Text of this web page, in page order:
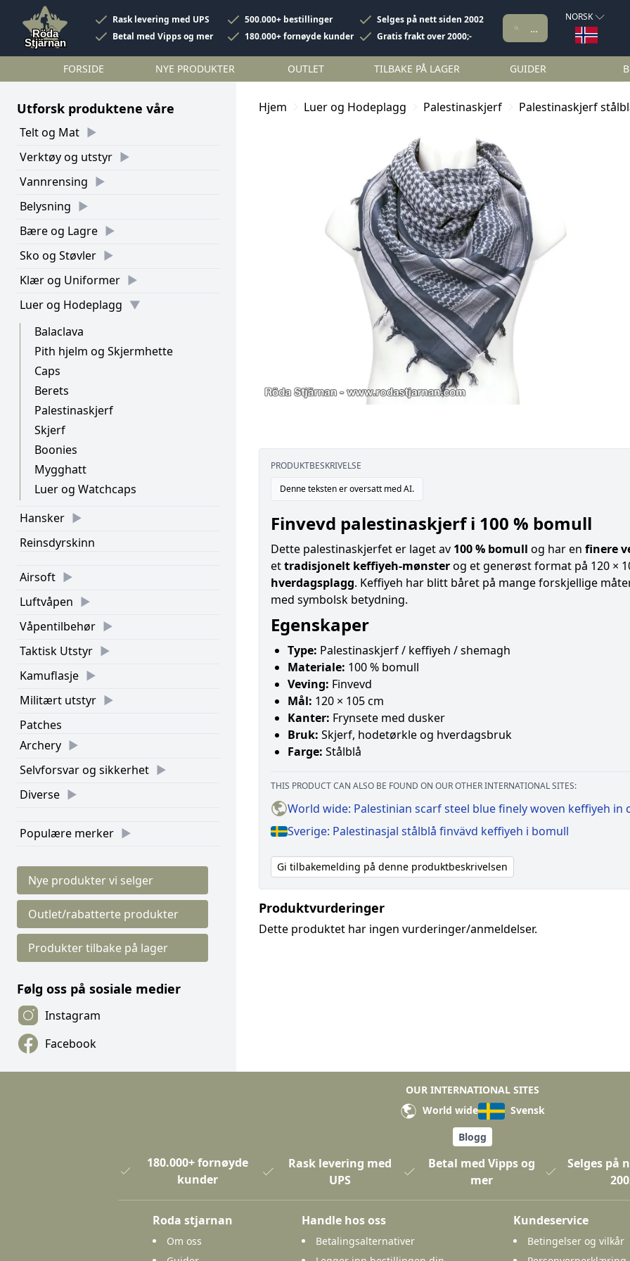
Rask levering med UPS 500.000+ bestillinger
Selges på nett siden 2002
Betal med Vipps og mer
180.000+ fornøyde kunder Gratis frakt over 2000;-
NORSK
FORSIDE NYE PRODUKTER OUTLET TILBAKE PÅ LAGER GUIDER
Utforsk produktene våre
Telt og Mat
Verktøy og utstyr
Vannrensing
Belysning
Bære og Lagre
Sko og Støvler
Klær og Uniformer
Luer og Hodeplagg
Balaclava
Pith hjelm og Skjermhette
Caps
Berets
Palestinaskjerf
Skjerf
Boonies
Mygghatt
Luer og Watchcaps
Hansker
Reinsdyrskinn
Airsoft
Luftvåpen
Våpentilbehør
Taktisk Utstyr
Kamuflasje
Militært utstyr
Patches
Archery
Selvforsvar og sikkerhet
Diverse
Populære merker
Nye produkter vi selger
Outlet/rabatterte produkter
Produkter tilbake på lager
Følg oss på sosiale medier
Instagram
Facebook
Hjem Luer og Hodeplagg Palestinaskjerf Palestinaskjerf
PRODUKTBESKRIVELSE
Denne teksten er oversatt med AI.
Finvevd palestinaskjerf i 100 % bomull
Dette palestinaskjerfet er laget av 100 % bomull og har en finere
ettradisjonelt keffiyeh-mønsterog et generøst format på 120 ×
hverdagsplagg. Keffiyeh har blitt båret på mange forskjellige
med symbolsk betydning.
Egenskaper
Type: Palestinaskjerf / keffiyeh / shemagh
Materiale: 100 % bomull
Veving: Finvevd
Mål: 120 × 105 cm
Kanter: Frynsete med dusker
Bruk: Skjerf, hodetørkle og hverdagsbruk
Farge: Stålblå
THIS PRODUCT CAN ALSO BE FOUND ON OUR OTHER INTERNATIONAL SITES:
World wide: Palestinian scarf steel blue finely woven keffiyeh in
Sverige: Palestinasjal stålblå finvävd keffiyeh i bomull
Gi tilbakemelding på denne produktbeskrivelsen
Produktvurderinger
Dette produktet har ingen vurderinger/anmeldelser.
OUR INTERNATIONAL SITES
World wide
Svensk
Blogg
180.000+ fornøyde
kunder
Rask levering med
UPS
Betal med Vipps og
mer
Selges på
Roda stjarnan
Om oss
Handle hos oss
Betalingsalternativer
Kundeservice
Betingelser og vilkår